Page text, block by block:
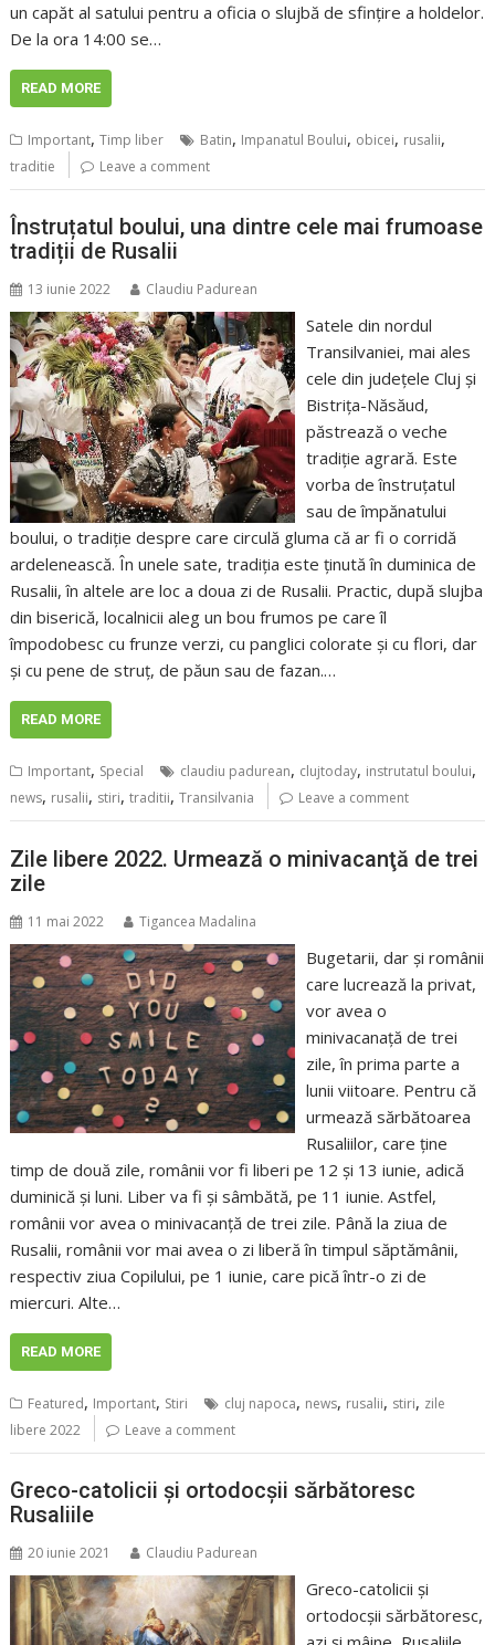
un capăt al satului pentru a oficia o slujbă de sfințire a holdelor.
De la ora 14:00 se…
READ MORE
Important,Timp liber Batin, Impanatul Boului, obicei, rusalii,
traditie Leave a comment
Înstruțatul boului, una dintre cele mai frumoase
tradiții de Rusalii
13 iunie 2022 Claudiu Padurean
Satele din nordul
Transilvaniei, mai ales
cele din județele Cluj și
Bistrița-Năsăud,
păstrează o veche
tradiție agrară. Este
vorba de înstruțatul
sau de împănatului
boului, o tradiție despre care circulă gluma că ar fi o corridă
ardelenească. În unele sate, tradiția este ținută în duminica de
Rusalii, în altele are loc a doua zi de Rusalii. Practic, după slujba
din biserică, localnicii aleg un bou frumos pe care îl
împodobesc cu frunze verzi, cu panglici colorate și cu flori, dar
și cu pene de struț, de păun sau de fazan.…
READ MORE
Important, Special claudiu padurean, clujtoday, instrutatul boului,
news, rusalii, stiri,traditii,Transilvania Leave a comment
Zile libere 2022. Urmează o minivacanţă de trei
zile
11 mai 2022 Tigancea Madalina
Bugetarii, dar şi românii
care lucrează la privat,
vor avea o
minivacanaţă de trei
zile, în prima parte a
lunii viitoare. Pentru că
urmează sărbătoarea
Rusaliilor, care ţine
timp de două zile, românii vor fi liberi pe 12 şi 13 iunie, adică
duminică şi luni. Liber va fi şi sâmbătă, pe 11 iunie. Astfel,
românii vor avea o minivacanţă de trei zile. Până la ziua de
Rusalii, românii vor mai avea o zi liberă în timpul săptămânii,
respectiv ziua Copilului, pe 1 iunie, care pică într-o zi de
miercuri. Alte…
READ MORE
Featured, Important, Stiri cluj napoca, news, rusalii, stiri, zile
libere 2022
Leave a comment
Greco-catolicii și ortodocșii sărbătoresc
Rusaliile
20 iunie 2021 Claudiu Padurean
Greco-catolicii și
ortodocșii sărbătoresc,